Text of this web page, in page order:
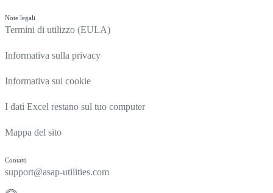
Note legali
Termini di utilizzo (EULA)
Informativa sulla privacy
Informativa sui cookie
I dati Excel restano sul tuo computer
Mappa del sito
Contatti
support@asap-utilities.com